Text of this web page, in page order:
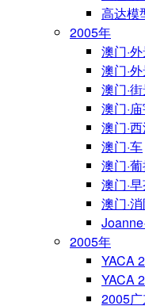
高达模
2005年
澳门·外
澳门·外
澳门·
澳门·
澳门·
澳门·车
澳门·
澳门·
澳门·
2005年
YACA
YACA
2005广